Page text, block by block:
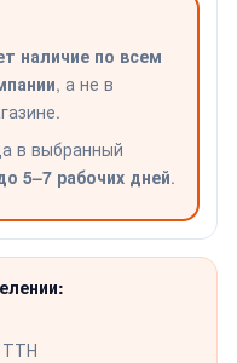
наличие по всем
, а не в
в выбранный
5–7 рабочих дней.
ТТН